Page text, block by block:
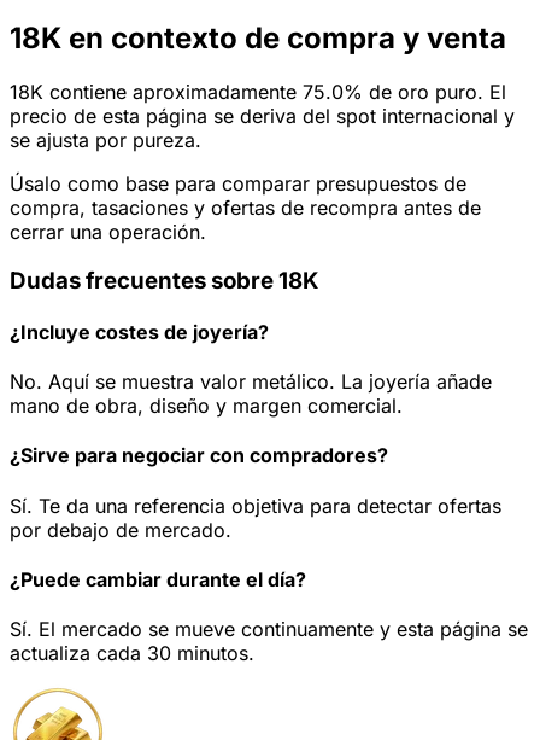
18K en contexto de compra y venta
18K contiene aproximadamente 75.0% de oro puro. El
precio de esta página se deriva del spot internacional y
se ajusta por pureza.
Úsalo como base para comparar presupuestos de
compra, tasaciones y ofertas de recompra antes de
cerrar una operación.
Dudas frecuentes sobre 18K
¿Incluye costes de joyería?
No. Aquí se muestra valor metálico. La joyería añade
mano de obra, diseño y margen comercial.
¿Sirve para negociar con compradores?
Sí. Te da una referencia objetiva para detectar ofertas
por debajo de mercado.
¿Puede cambiar durante el día?
Sí. El mercado se mueve continuamente y esta página se
actualiza cada 30 minutos.